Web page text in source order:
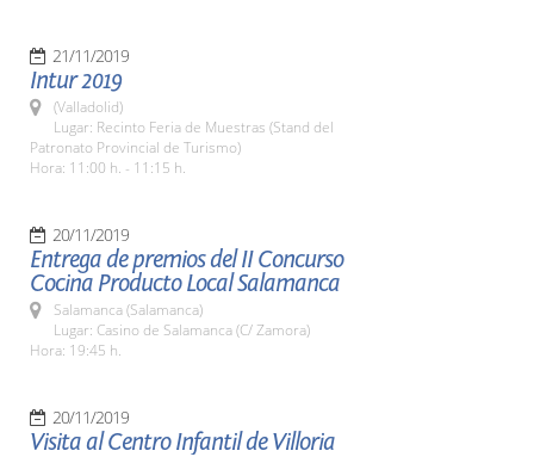
21/11/2019
Intur 2019
(Valladolid)
Lugar: Recinto Feria de Muestras (Stand del
Patronato Provincial de Turismo)
Hora: 11:00 h. - 11:15 h.
20/11/2019
Entrega de premios del II Concurso
Cocina Producto Local Salamanca
Salamanca (Salamanca)
Lugar: Casino de Salamanca (C/ Zamora)
Hora: 19:45 h.
20/11/2019
Visita al Centro Infantil de Villoria